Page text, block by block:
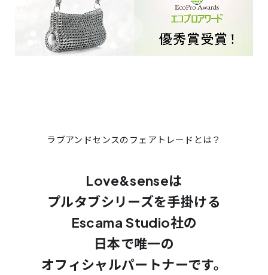
ラブアンドセンスのフェアトレードとは？
Love&senseは
プルタブシリーズを手掛ける
Escama Studio社の
日本で唯一の
オフィシャルパートナーです。